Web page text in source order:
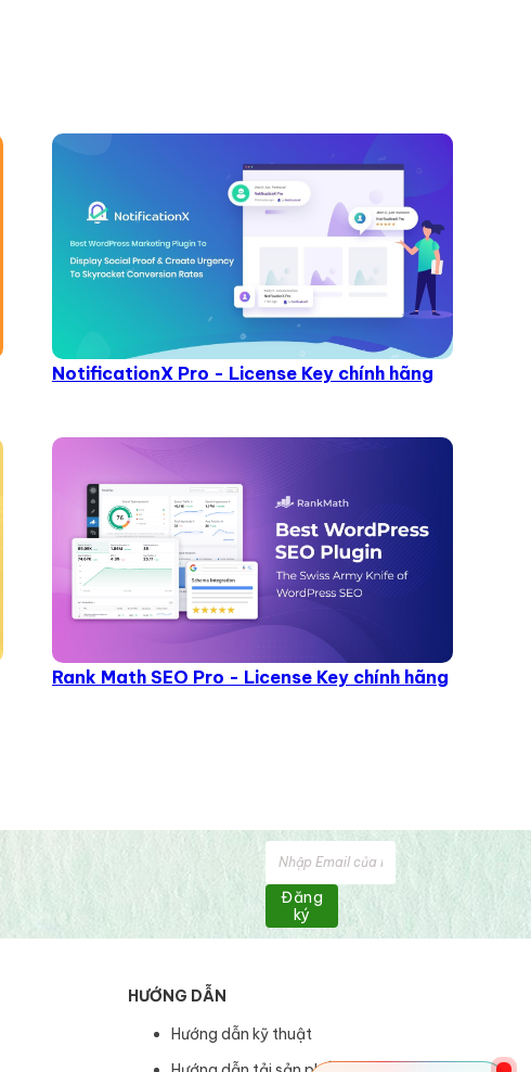
NotificationX Pro - License Key chính hãng
Rank Math SEO Pro - License Key chính hãng
Đăng
ký
HƯỚNG DẪN
Hướng dẫn kỹ thuật